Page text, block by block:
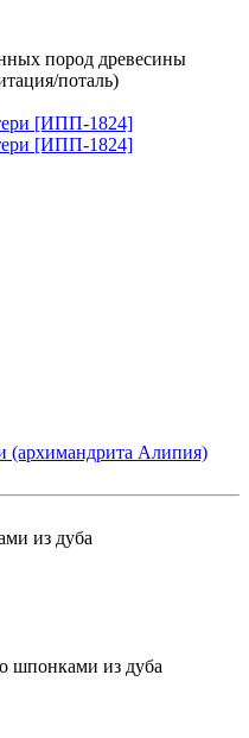
пород древесины
поталь)
(архимандрита Алипия)
из дуба
шпонками из дуба